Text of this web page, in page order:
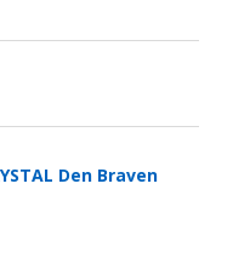
Den Braven